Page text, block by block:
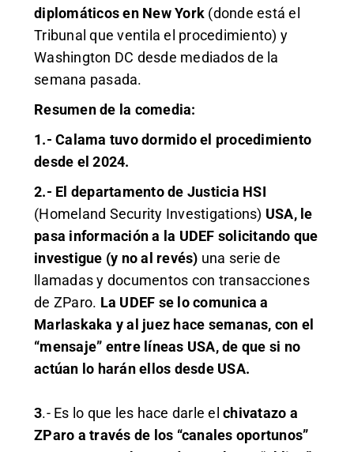
diplomáticos en New York (donde está el
Tribunal que ventila el procedimiento) y
Washington DC desde mediados de la
semana pasada.
Resumen de la comedia:
1.- Calama tuvo dormido el procedimiento
desde el 2024.
2.- El departamento de Justicia HSI
(Homeland Security Investigations) USA, le
pasa información a la UDEF solicitando que
investigue (y no al revés) una serie de
llamadas y documentos con transacciones
de ZParo. La UDEF se lo comunica a
Marlaskaka y al juez hace semanas, con el
“mensaje” entre líneas USA, de que si no
actúan lo harán ellos desde USA.
3.- Es lo que les hace darle el chivatazo a
ZParo a través de los “canales oportunos”